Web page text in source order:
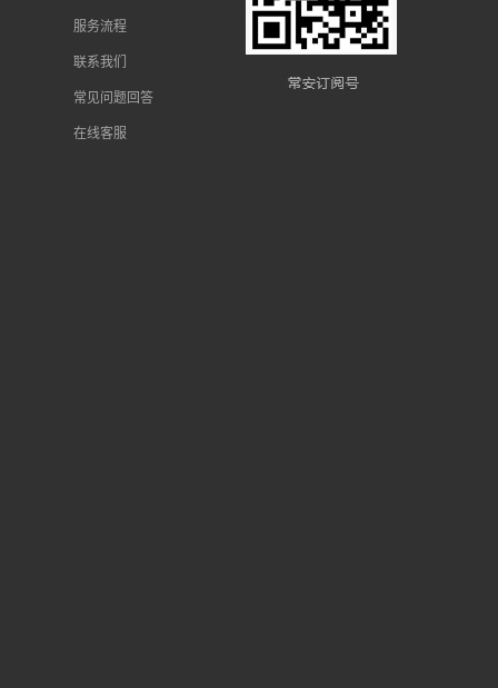
服务流程
联系我们
常见问题回答
在线客服